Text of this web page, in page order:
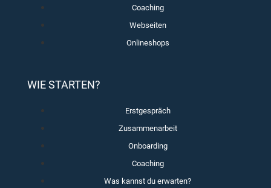
Coaching
Webseiten
Onlineshops
WIE STARTEN?
Erstgespräch
Zusammenarbeit
Onboarding
Coaching
Was kannst du erwarten?